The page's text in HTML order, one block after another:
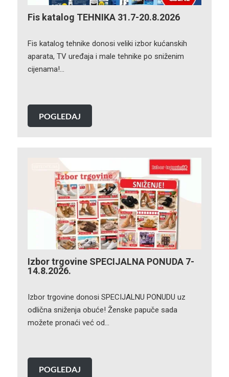
Fis katalog TEHNIKA 31.7-20.8.2026
Fis katalog tehnike donosi veliki izbor kućanskih
aparata, TV uređaja i male tehnike po sniženim
cijenama!…
POGLEDAJ
Izbor trgovine SPECIJALNA PONUDA 7-
14.8.2026.
Izbor trgovine donosi SPECIJALNU PONUDU uz
odlična sniženja obuće! Ženske papuče sada
možete pronaći već od…
POGLEDAJ